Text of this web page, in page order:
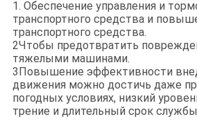
1. Обеспечение управления и
транспортного средства и
транспортного средства.
2Чтобы предотвратить
тяжелыми машинами.
3Повышение эффективности
движения можно достичь даже
погодных условиях, низкий
трение и длительный срок